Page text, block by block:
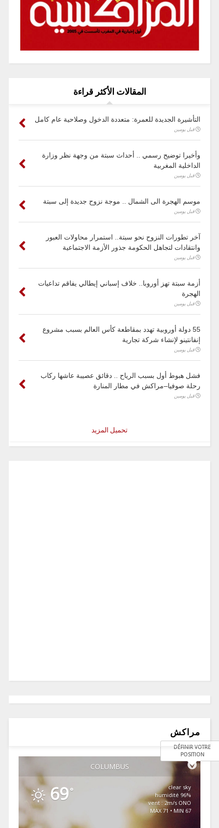
المقالات الأكثر قراءة
التأشيرة الجديدة للعمرة: متعددة الدخول وصلاحية عام كامل
قبل يومين
وأخيرا توضيح رسمي .. أحداث سبتة من وجهة نظر وزارة
الداخلية المغربية
قبل يومين
موسم الهجرة الى الشمال .. موجة نزوح جديدة إلى سبتة
قبل يومين
آخر تطورات النزوح نحو سبتة.. استمرار محاولات العبور
وانتقادات لتجاهل الحكومة جذور الأزمة الاجتماعية
قبل يومين
أزمة سبتة تهز أوروبا.. خلاف إسباني إيطالي يفاقم تداعيات
الهجرة
قبل يومين
55 دولة أوروبية تهدد بمقاطعة كأس العالم بسبب مشروع
إنفانتينو لإنشاء شركة تجارية
قبل يومين
فشل هبوط أول بسبب الرياح .. دقائق عصيبة عاشها ركاب
رحلة صوفيا–مراكش في مطار المنارة
قبل يومين
تحميل المزيد
مراكش
COLUMBUS
DÉFINIR VOTRE
POSITION
69 °
clear sky
96% humidité
vent : 2m/s ONO
MAX 71 • MIN 67